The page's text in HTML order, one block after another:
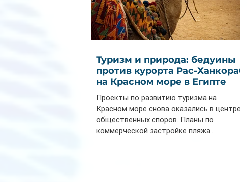
Туризм и природа: бедуины
против курорта Рас-Ханкораб
на Красном море в Египте
Проекты по развитию туризма на
Красном море снова оказались в центре
общественных споров. Планы по
коммерческой застройке пляжа...